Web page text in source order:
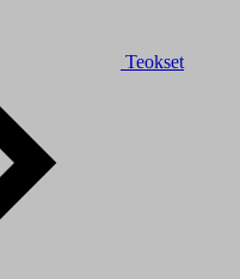
Teokset